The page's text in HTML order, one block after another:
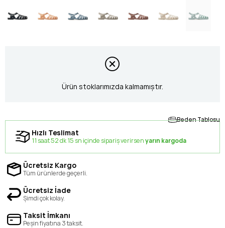
Ürün stoklarımızda kalmamıştır.
Beden Tablosu
Hızlı Teslimat
11 saat 52 dk 15 sn içinde sipariş verirsenyarın kargoda
Ücretsiz Kargo
Tüm ürünlerde geçerli.
Ücretsiz İade
Şimdi çok kolay.
Taksit İmkanı
Peşin fiyatına 3 taksit.